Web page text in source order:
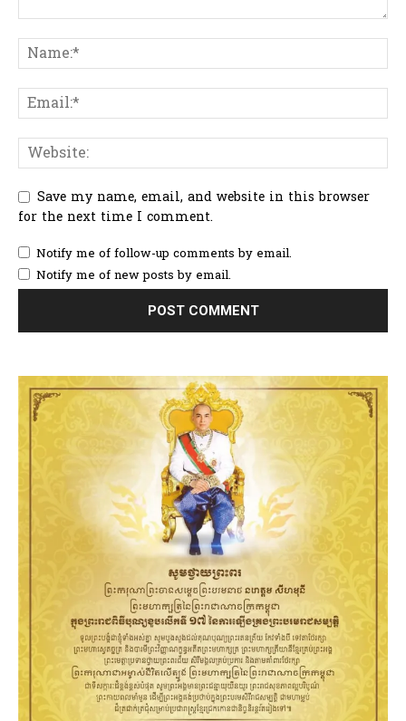
Save my name, email, and website in this browser
for the next time I comment.
Notify me of follow-up comments by email.
Notify me of new posts by email.